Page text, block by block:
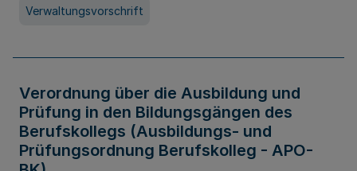
Verwaltungsvorschrift
Verordnung über die Ausbildung und
Prüfung in den Bildungsgängen des
Berufskollegs (Ausbildungs- und
Prüfungsordnung Berufskolleg - APO-